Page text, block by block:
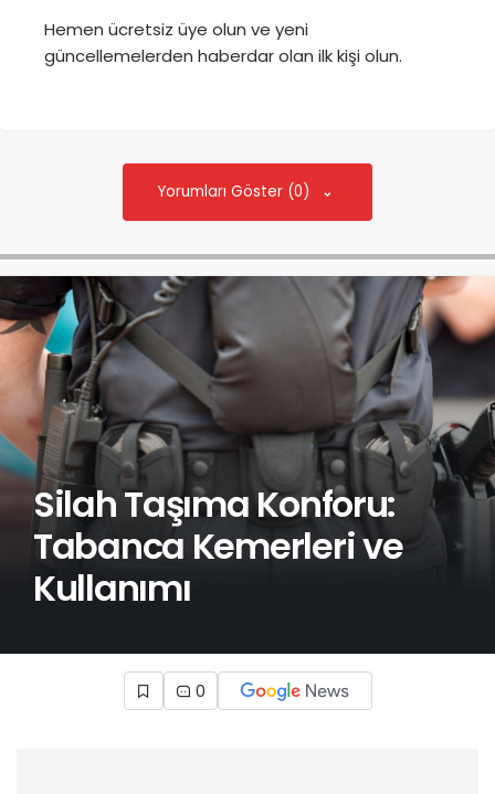
Hemen ücretsiz üye olun ve yeni
güncellemelerden haberdar olan ilk kişi olun.
Yorumları Göster (0)
Silah Taşıma Konforu:
Tabanca Kemerleri ve
Kullanımı
0